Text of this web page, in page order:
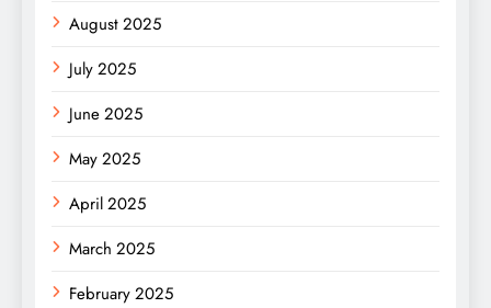
August 2025
July 2025
June 2025
May 2025
April 2025
March 2025
February 2025